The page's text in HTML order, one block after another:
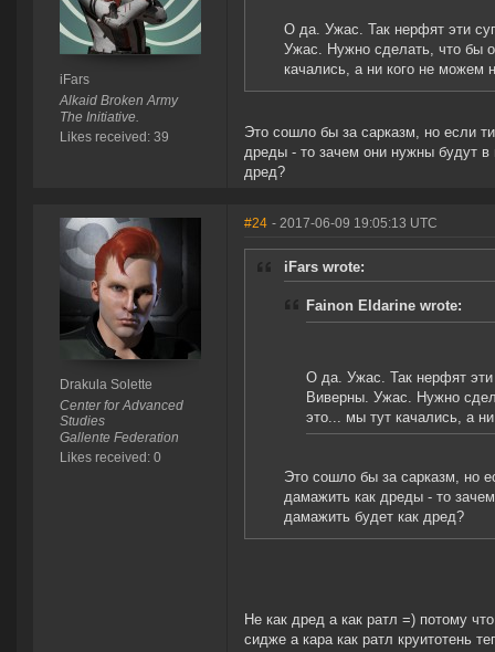
iFars
Alkaid Broken Army
The Initiative.
Likes received: 39
О да. Ужас. Так нерфят эти
Ужас. Нужно сделать, что бы
качались, а ни кого не можем
Это сошло бы за сарказм, но если
дреды - то зачем они нужны будут в
дред?
Drakula Solette
Center for Advanced
Studies
Gallente Federation
Likes received: 0
#24 - 2017-06-09 19:05:13 UTC
iFars wrote:
Fainon Eldarine wrote:
О да. Ужас. Так нерфят эти
Виверны. Ужас. Нужно
это... мы тут качались, а
Это сошло бы за сарказм, но
дамажить как дреды - то
дамажить будет как дред?
Не как дред а как ратл =) потому
сидже а кара как ратл круитотень